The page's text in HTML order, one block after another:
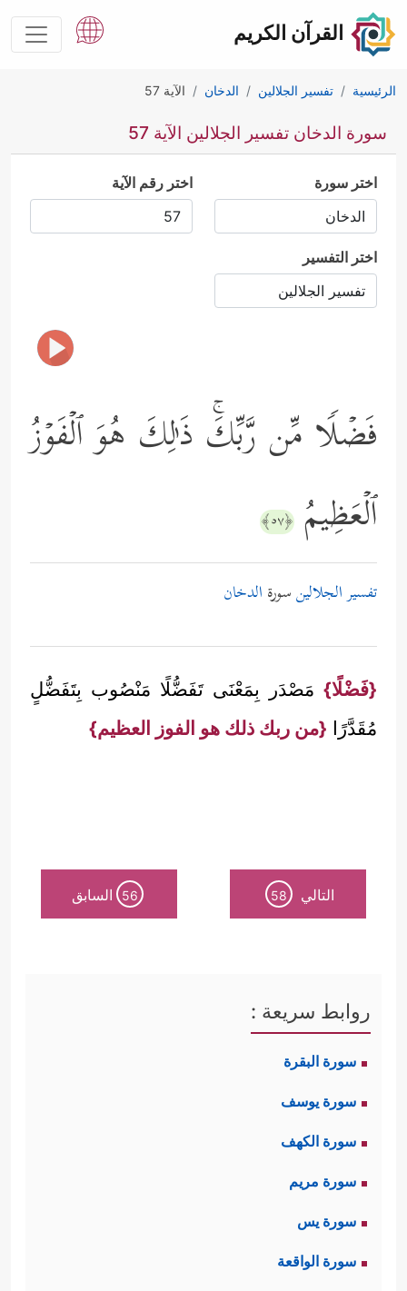
القرآن الكريم
الرئيسية تفسير الجلالين الدخان الآية 57
سورة الدخان تفسير الجلالين الآية 57
اختر سورة اختر رقم الآية
اختر التفسير
فَضۡلࣰا مِّن رَّبِّكَۚ ذَ ٰ⁠لِكَ هُوَ ٱلۡفَوۡزُ
ٱلۡعَظِیمُ ﴿٥٧﴾
تفسير الجلالينسورة الدخان
{فَضْلًا} مَصْدَر بِمَعْنَى تَفَضُّلًا مَنْصُوب بِتَفَضُّلٍ
مُقَدَّرًا {من ربك ذلك هو الفوز العظيم}
التالي 58
56 السابق
روابط سريعة :
سورة البقرة
سورة يوسف
سورة الكهف
سورة مريم
سورة يس
سورة الواقعة